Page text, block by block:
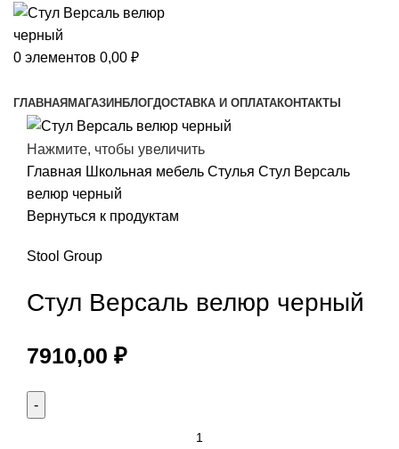
0 элементов 0,00 ₽
ГЛАВНАЯ МАГАЗИН БЛОГДОСТАВКА И ОПЛАТАКОНТАКТЫ
Нажмите, чтобы увеличить
Главная Школьная мебель Стулья Стул Версаль
велюр черный
Вернуться к продуктам
Stool Group
Стул Версаль велюр черный
7910,00 ₽